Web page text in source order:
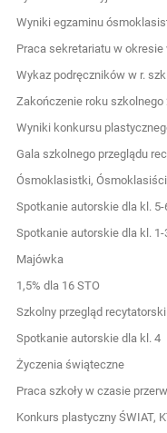
Wyniki egzaminu
Praca sekretariatu w
Wykaz podręczników w r.
Zakończenie roku szkolnego
Wyniki konkursu
Gala szkolnego przeglądu
Ósmoklasistki,
Spotkanie autorskie dla kl. 5-
Spotkanie autorskie dla kl. 1-
Majówka
1,5% dla 16 STO
Szkolny przegląd recytatorski
Spotkanie autorskie dla kl. 4
Życzenia świąteczne
Praca szkoły w czasie
Konkurs plastyczny ŚWIAT,